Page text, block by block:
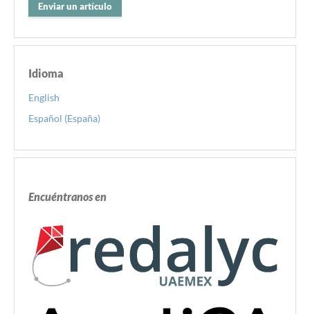
Enviar un artículo
Idioma
English
Español (España)
Encuéntranos en